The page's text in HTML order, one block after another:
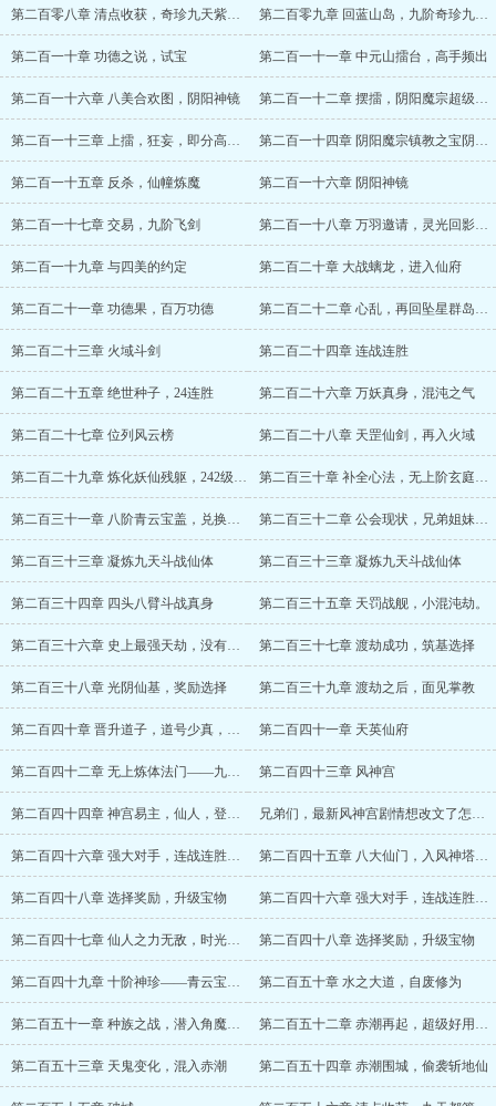
第二百零八章 清点收获，奇珍九天紫雷锤 第二百零九章 回蓝山岛，九阶奇珍九戒仙幢
第二百一十章 功德之说，试宝 第二百一十一章 中元山擂台，高手频出
第二百一十六章 八美合欢图，阴阳神镜 第二百一十二章 摆擂，阴阳魔宗超级天才
第二百一十三章 上擂，狂妄，即分高下，也决生死！ 第二百一十四章 阴阳魔宗镇教之宝阴阳神镜
第二百一十五章 反杀，仙幢炼魔 第二百一十六章 阴阳神镜
第二百一十七章 交易，九阶飞剑 第二百一十八章 万羽邀请，灵光回影之法
第二百一十九章 与四美的约定 第二百二十章 大战螭龙，进入仙府
第二百二十一章 功德果，百万功德 第二百二十二章 心乱，再回坠星群岛，测试
第二百二十三章 火域斗剑 第二百二十四章 连战连胜
第二百二十五章 绝世种子，24连胜 第二百二十六章 万妖真身，混沌之气
第二百二十七章 位列风云榜 第二百二十八章 天罡仙剑，再入火域
第二百二十九章 炼化妖仙残躯，242级赤龙化身 第二百三十章 补全心法，无上阶玄庭宝笈
第二百三十一章 八阶青云宝盖，兑换天罚战舰图纸 第二百三十二章 公会现状，兄弟姐妹现状
第二百三十三章 凝炼九天斗战仙体 第二百三十三章 凝炼九天斗战仙体
第二百三十四章 四头八臂斗战真身 第二百三十五章 天罚战舰，小混沌劫。
第二百三十六章 史上最强天劫，没有之一 第二百三十七章 渡劫成功，筑基选择
第二百三十八章 光阴仙基，奖励选择 第二百三十九章 渡劫之后，面见掌教
第二百四十章 晋升道子，道号少真，天英道场 第二百四十一章 天英仙府
第二百四十二章 无上炼体法门——九极弥伦真功（求月票） 第二百四十三章 风神宫
第二百四十四章 神宫易主，仙人，登风神塔（4K） 兄弟们，最新风神宫剧情想改文了怎么办。
第二百四十六章 强大对手，连战连胜（6K求月票） 第二百四十五章 八大仙门，入风神塔（6K合一）
第二百四十八章 选择奖励，升级宝物 第二百四十六章 强大对手，连战连胜（6K求月票）
第二百四十七章 仙人之力无敌，时光回溯反败为胜 第二百四十八章 选择奖励，升级宝物
第二百四十九章 十阶神珍——青云宝盖，镇海珠再晋升 第二百五十章 水之大道，自废修为
第二百五十一章 种族之战，潜入角魔人腹地 第二百五十二章 赤潮再起，超级好用的水之法则
第二百五十三章 天鬼变化，混入赤潮 第二百五十四章 赤潮围城，偷袭斩地仙